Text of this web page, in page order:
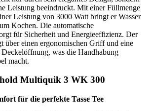
Leistung beeindruckt. Mit einer Füllmenge
Leistung von 3000 Watt bringt er Wasser
Kochen. Die automatische
für Sicherheit und Energieeffizienz. Der
über einen ergonomischen Griff und eine
was die Handhabung
macht.
Multiquik 3 WK 300
für die perfekte Tasse Tee